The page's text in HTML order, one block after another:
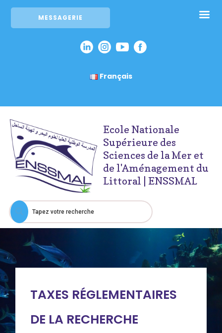
MESSAGERIE
Français
Ecole Nationale
Supérieure des
Sciences de la Mer et
de l'Aménagement du
Littoral | ENSSMAL
TAXES RÉGLEMENTAIRES
DE LA RECHERCHE